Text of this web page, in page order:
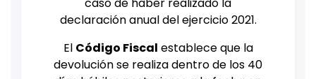
caso de haber realizado la
declaración anual del ejercicio 2021.
El Código Fiscal establece que la
devolución se realiza dentro de los 40